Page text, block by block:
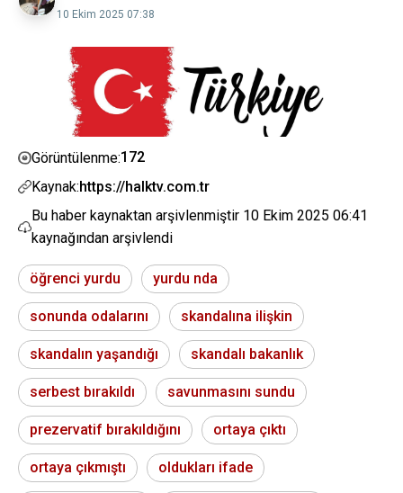
10 Ekim 2025 07:38
Görüntülenme:172
Kaynak:https://halktv.com.tr
Bu haber kaynaktan arşivlenmiştir 10 Ekim 2025 06:41
kaynağından arşivlendi
öğrenci yurdu yurdu nda
sonunda odalarını skandalına ilişkin
skandalın yaşandığı skandalı bakanlık
serbest bırakıldı savunmasını sundu
prezervatif bırakıldığını ortaya çıktı
ortaya çıkmıştı oldukları ifade